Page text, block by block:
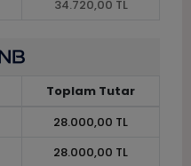
34.720,00 TL
Toplam Tutar
28.000,00 TL
28.000,00 TL